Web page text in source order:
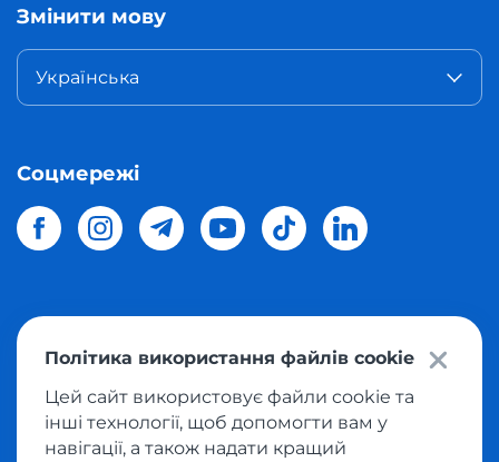
Змінити мову
Українська
Соцмережі
магазинів світу в Україну.Всі права захищені
Політика конфіденційності
Політика використання файлів cookie
Цей сайт використовує файли cookie та
інші технології, щоб допомогти вам у
навігації, а також надати кращий